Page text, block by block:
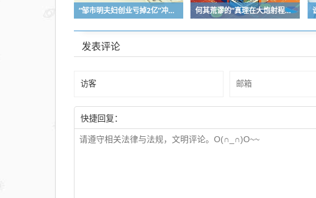
“邹市明夫妇创业亏掉2亿”冲上热搜！妻子冉莹颖自曝多个项目关停，不得不卖房偿债！ 何其荒谬的“真理在大炮射程之内”
发表评论
快捷回复：